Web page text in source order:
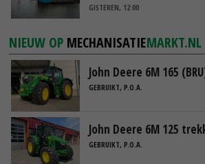
GISTEREN, 12:00
NIEUW OP MECHANISATIEMARKT.NL
John Deere 6M 165
GEBRUIKT, P.O.A.
John Deere 6M 125
GEBRUIKT, P.O.A.